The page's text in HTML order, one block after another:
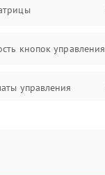
кнопок управления
управления